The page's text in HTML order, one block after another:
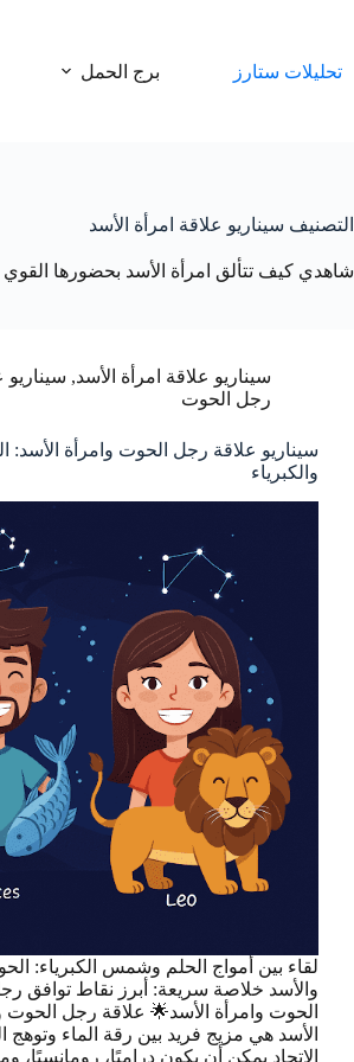
تحليلات ستارز برج الحمل
التصنيف سيناريو علاقة امرأة الأسد
شاهدي كيف تتألق امرأة الأسد بحضورها
سيناريو علاقة امرأة الأسد, سيناريو
رجل الحوت
سيناريو علاقة رجل الحوت وامرأة الأسد:
والكبرياء
لقاء بين أمواج الحلم وشمس الكبرياء:
والأسد خلاصة سريعة: أبرز نقاط توافق
الحوت وامرأة الأسد🌟 علاقة رجل الحوت
الأسد هي مزيج فريد بين رقة الماء وتوهج
الاتحاد يمكن أن يكون دراميًا، رومانسيًا،